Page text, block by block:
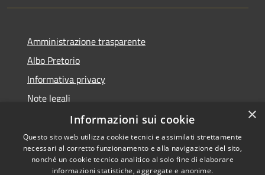
Amministrazione trasparente
Albo Pretorio
Informativa privacy
Note legali
Dichiarazione di accessibilità
×
Informazioni sui cookie
Questo sito web utilizza cookie tecnici e assimilati strettamente
necessari al corretto funzionamento e alla navigazione del sito,
nonché un cookie tecnico analitico al solo fine di elaborare
informazioni statistiche, aggregate e anonime.